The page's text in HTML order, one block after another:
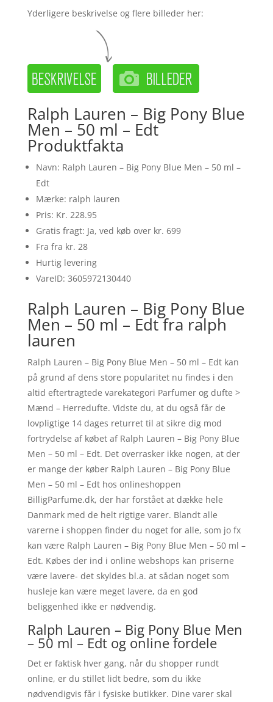
Yderligere beskrivelse og flere billeder her:
Ralph Lauren – Big Pony Blue
Men – 50 ml – Edt
Produktfakta
Navn: Ralph Lauren – Big Pony Blue Men – 50 ml –
Edt
Mærke: ralph lauren
Pris: Kr. 228.95
Gratis fragt: Ja, ved køb over kr. 699
Fra fra kr. 28
Hurtig levering
VareID: 3605972130440
Ralph Lauren – Big Pony Blue
Men – 50 ml – Edt fra ralph
lauren
Ralph Lauren – Big Pony Blue Men – 50 ml – Edt kan
på grund af dens store popularitet nu findes i den
altid eftertragtede varekategori Parfumer og dufte >
Mænd – Herredufte. Vidste du, at du også får de
lovpligtige 14 dages returret til at sikre dig mod
fortrydelse af købet af Ralph Lauren – Big Pony Blue
Men – 50 ml – Edt. Det overrasker ikke nogen, at der
er mange der køber Ralph Lauren – Big Pony Blue
Men – 50 ml – Edt hos onlineshoppen
BilligParfume.dk, der har forstået at dække hele
Danmark med de helt rigtige varer. Blandt alle
varerne i shoppen finder du noget for alle, som jo fx
kan være Ralph Lauren – Big Pony Blue Men – 50 ml –
Edt. Købes der ind i online webshops kan priserne
være lavere- det skyldes bl.a. at sådan noget som
husleje kan være meget lavere, da en god
beliggenhed ikke er nødvendig.
Ralph Lauren – Big Pony Blue Men
– 50 ml – Edt og online fordele
Det er faktisk hver gang, når du shopper rundt
online, er du stillet lidt bedre, som du ikke
nødvendigvis får i fysiske butikker. Dine varer skal